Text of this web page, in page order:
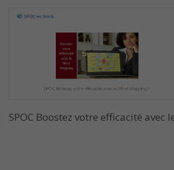
SPOC Boostez votre efficacité ​avec